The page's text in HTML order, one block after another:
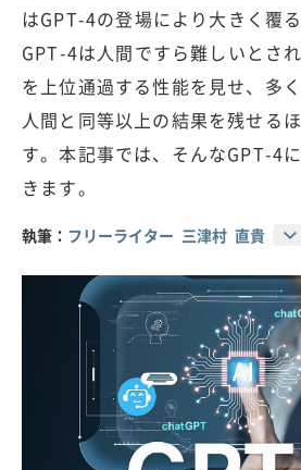
はGPT-4の登場により大きく覆
GPT-4は人間ですら難しいとさ
を上位通過する性能を見せ、多
人間と同等以上の結果を残せる
す。本記事では、そんなGPT-4
きます。
執筆： フリーライター 三津村 直貴